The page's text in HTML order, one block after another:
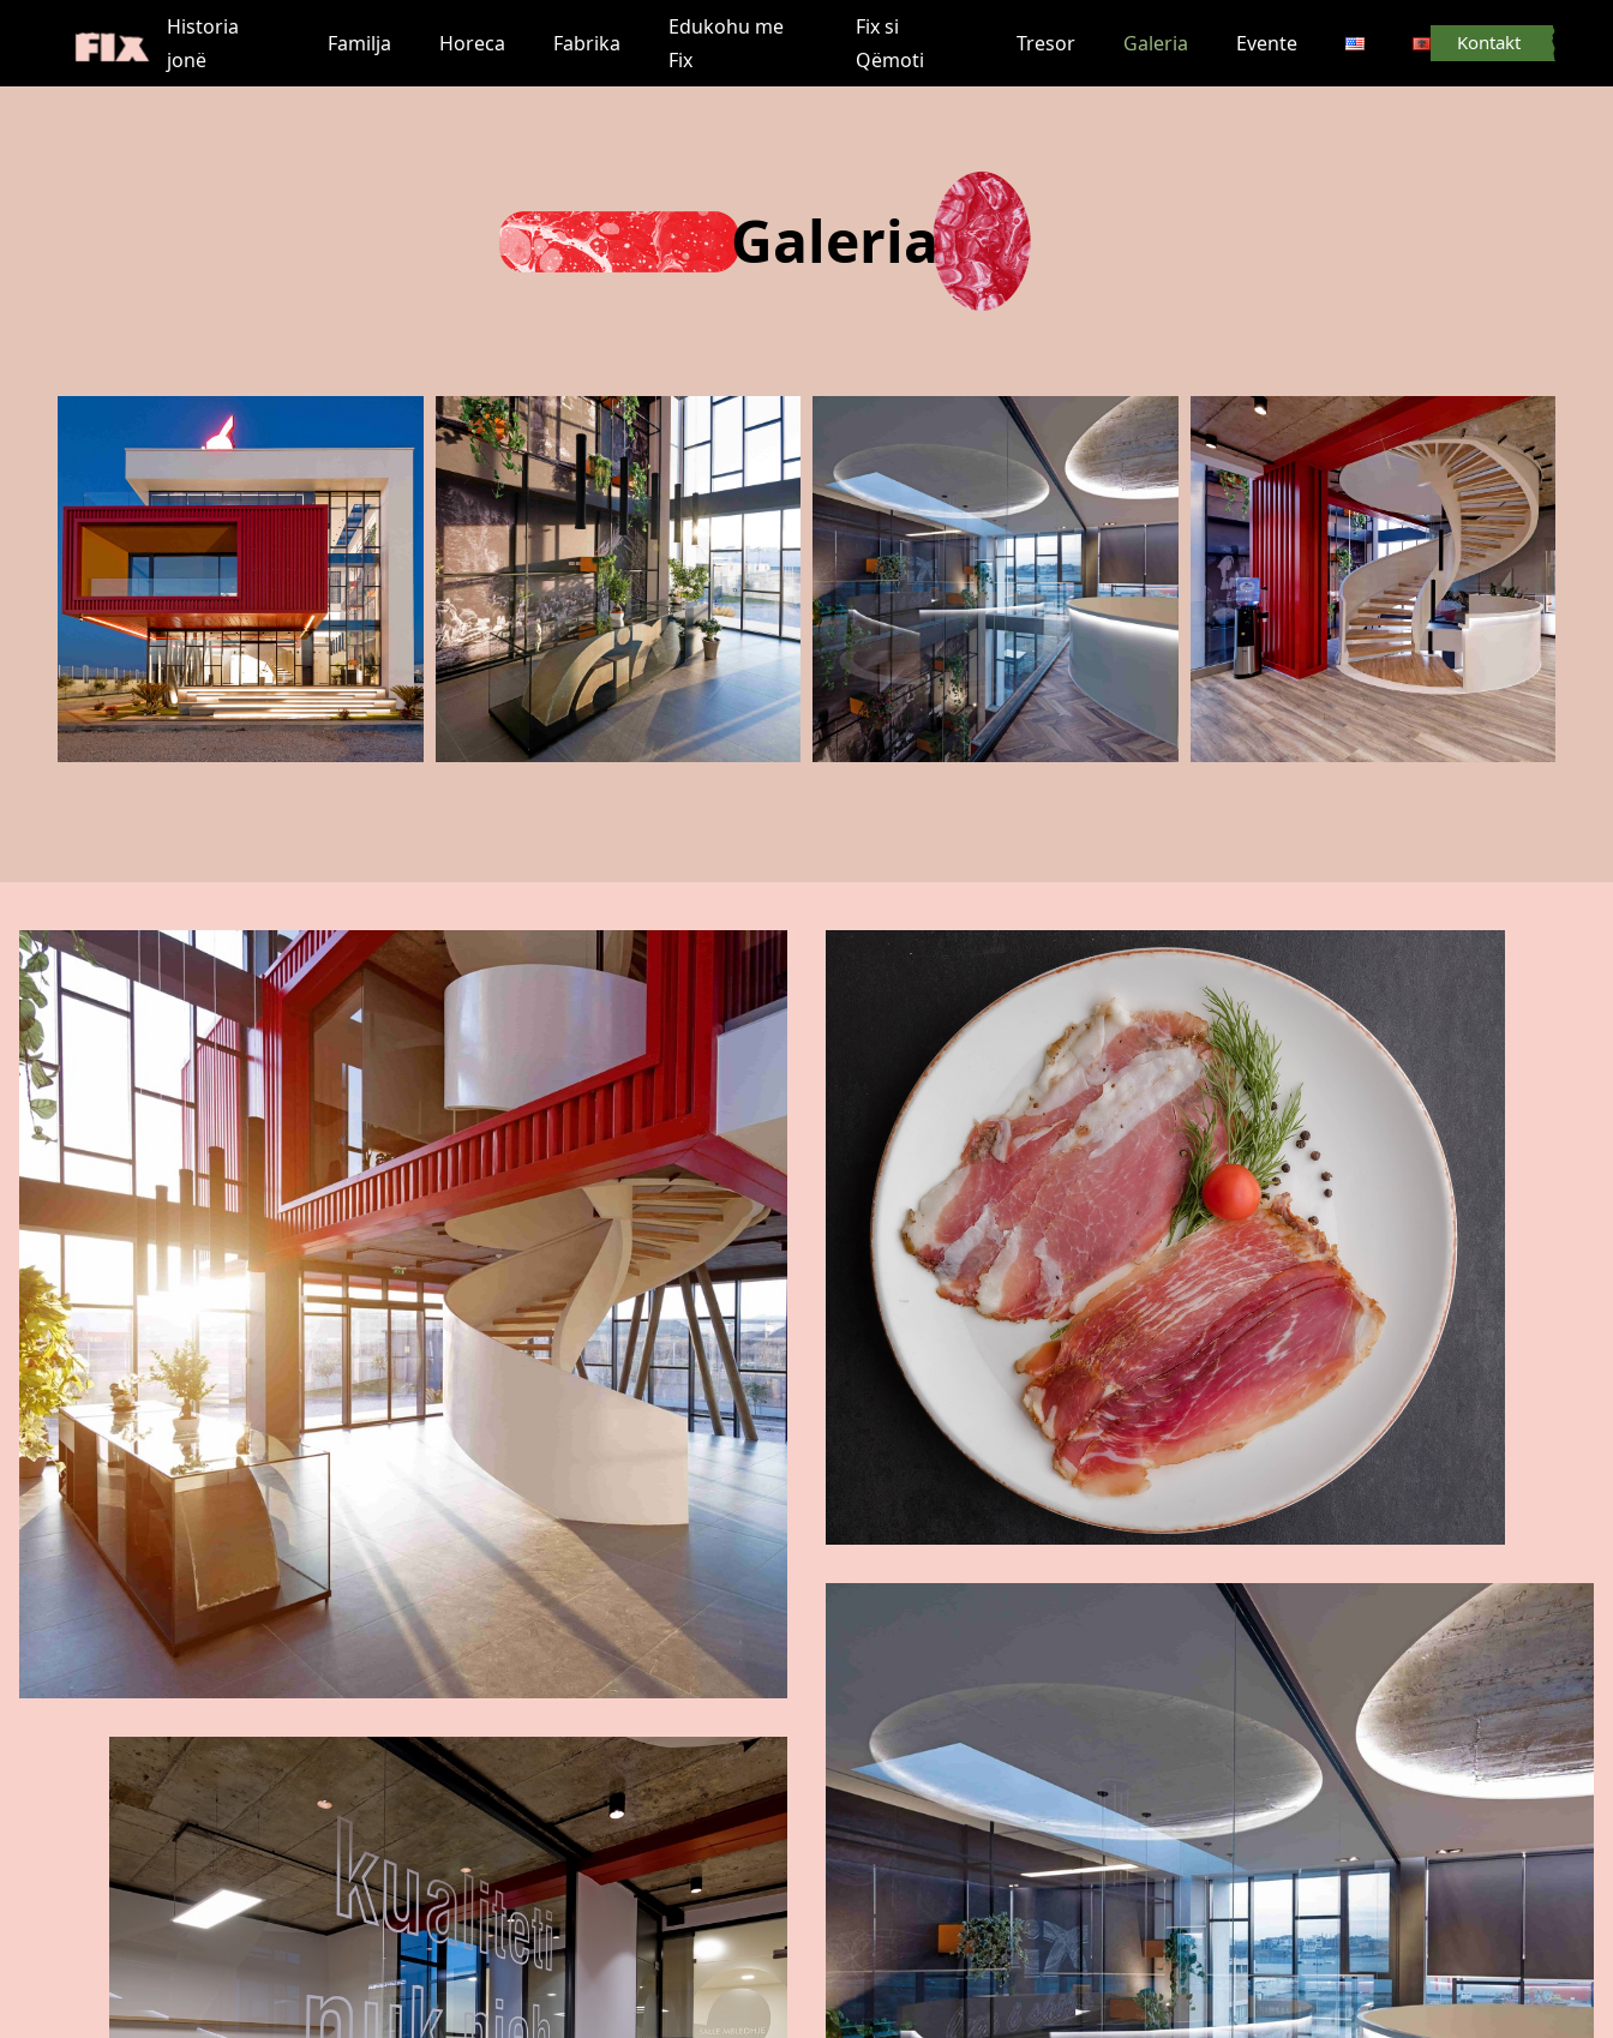
Historia
jonë
Familja Horeca Fabrika
Edukohu me
Fix
Fix si
Qëmoti
Tresor Galeria Evente Kontakt
Galeria